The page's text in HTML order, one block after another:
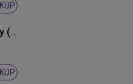
KUP
Na zawsze Ty (Radio Edit)
KUP